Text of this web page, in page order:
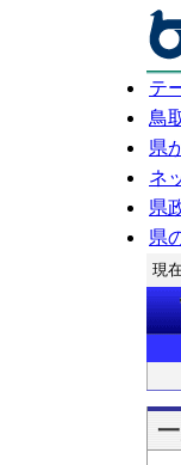
テ
鳥
県
ネ
県
県
現